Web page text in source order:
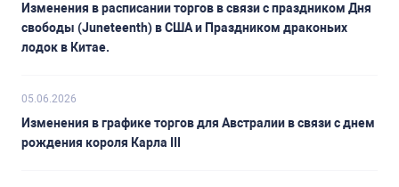
Изменения в расписании торгов в связи с праздником Дня
свободы (Juneteenth) в США и Праздником драконьих
лодок в Китае.
05.06.2026
Изменения в графике торгов для Австралии в связи с днем
рождения короля Карла III